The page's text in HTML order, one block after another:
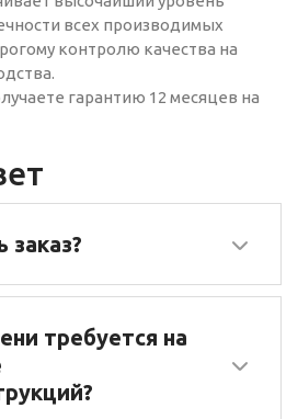
всех производимых
контролю качества на
гарантию 12 месяцев на
требуется на